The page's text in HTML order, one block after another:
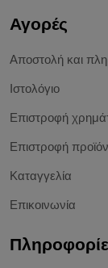
Αγορές
Αποστολή και
Ιστολόγιο
Επιστροφή
Επιστροφή
Καταγγελία
Επικοινωνία